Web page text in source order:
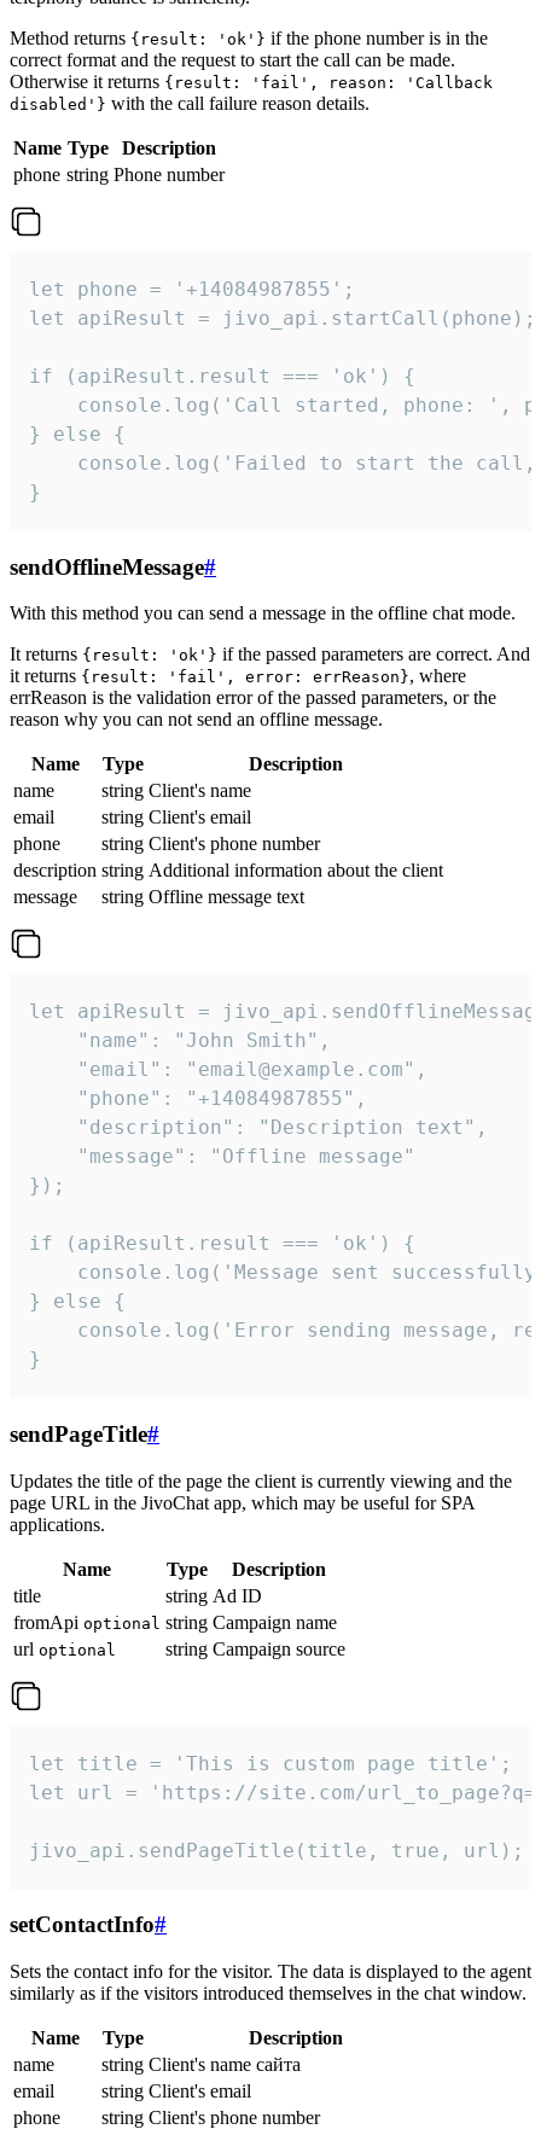
Method returns {result: 'ok'} if the phone number is in the
correct format and the request to start the call can be made.
Otherwise it returns {result: 'fail', reason: 'Callback
disabled'} with the call failure reason details.
Name Type
Description
phone string Phone number
let phone = '+14084987855';
let apiResult = jivo_api.startCall(phone);
if (apiResult.result === 'ok') {
console.log('Call started, phone: ',
} else {
console.log('Failed to start the
}
sendOfflineMessage#
With this method you can send a message in the offline chat mode.
It returns {result: 'ok'} if the passed parameters are correct. And
it returns {result: 'fail', error: errReason}, where
errReason is the validation error of the passed parameters, or the
reason why you can not send an offline message.
Name Type
Description
name
string Client's name
email
string Client's email
phone
string Client's phone number
description string Additional information about the client
message
string Offline message text
let apiResult =
    "name": "John Smith",
    "email": "email@example.com",
    "phone": "+14084987855",
    "description": "Description text",
    "message": "Offline message"
});
if (apiResult.result === 'ok') {
console.log('Message sent
} else {
console.log('Error sending message,
}
sendPageTitle#
Updates the title of the page the client is currently viewing and the
page URL in the JivoChat app, which may be useful for SPA
applications.
Name Type
Description
title
string Ad ID
fromApi optional string Campaign name
url optional string Campaign source
let title = 'This is custom page title';
let url = 'https://site.com/
jivo_api.sendPageTitle(title, true, url);
setContactInfo#
Sets the contact info for the visitor. The data is displayed to the agent
similarly as if the visitors introduced themselves in the chat window.
Name Type
Description
name
string Client's name сайта
email
string Client's email
phone
string Client's phone number